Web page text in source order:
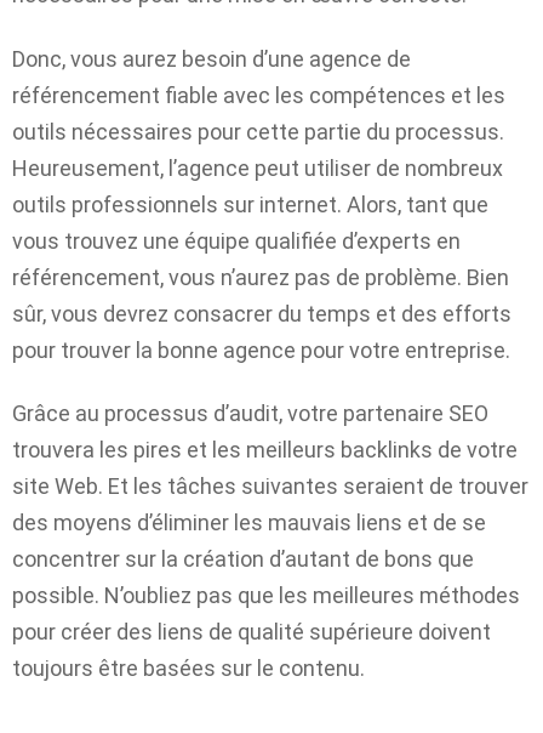
Donc, vous aurez besoin d’une agence de
référencement fiable avec les compétences et les
outils nécessaires pour cette partie du processus.
Heureusement, l’agence peut utiliser de nombreux
outils professionnels sur internet. Alors, tant que
vous trouvez une équipe qualifiée d’experts en
référencement, vous n’aurez pas de problème. Bien
sûr, vous devrez consacrer du temps et des efforts
pour trouver la bonne agence pour votre entreprise.
Grâce au processus d’audit, votre partenaire SEO
trouvera les pires et les meilleurs backlinks de votre
site Web. Et les tâches suivantes seraient de trouver
des moyens d’éliminer les mauvais liens et de se
concentrer sur la création d’autant de bons que
possible. N’oubliez pas que les meilleures méthodes
pour créer des liens de qualité supérieure doivent
toujours être basées sur le contenu.